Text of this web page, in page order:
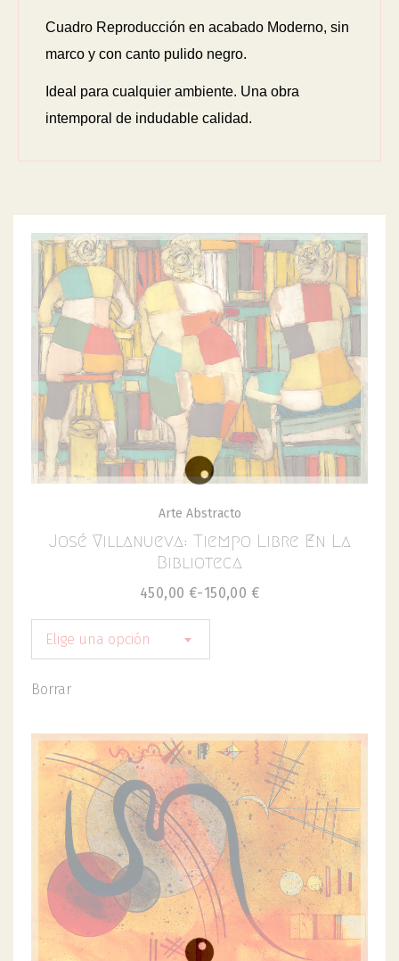
Cuadro Reproducción en acabado Moderno, sin
marco y con canto pulido negro.
Ideal para cualquier ambiente. Una obra
intemporal de indudable calidad.
Arte Abstracto
José Villanueva: Tiempo Libre En La
Biblioteca
150,00 €
-
450,00 €
Elige una opción
Borrar